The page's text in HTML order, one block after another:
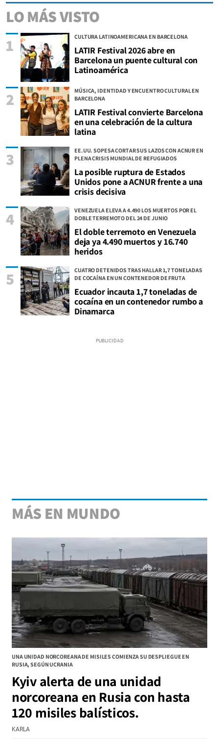
LO MÁS VISTO
CULTURA LATINOAMERICANA EN BARCELONA
LATIR Festival 2026 abre en
Barcelona un puente cultural con
Latinoamérica
1
MÚSICA, IDENTIDAD Y ENCUENTRO CULTURAL EN
BARCELONA
LATIR Festival convierte Barcelona
en una celebración de la cultura
latina
2
EE.UU. SOPESA CORTAR SUS LAZOS CON ACNUR EN
PLENA CRISIS MUNDIAL DE REFUGIADOS
La posible ruptura de Estados
Unidos pone a ACNUR frente a una
crisis decisiva
3
VENEZUELA ELEVA A 4.490 LOS MUERTOS POR EL
DOBLE TERREMOTO DEL 24 DE JUNIO
El doble terremoto en Venezuela
deja ya 4.490 muertos y 16.740
heridos
4
CUATRO DETENIDOS TRAS HALLAR 1,7 TONELADAS
DE COCAÍNA EN UN CONTENEDOR DE FRUTA
Ecuador incauta 1,7 toneladas de
cocaína en un contenedor rumbo a
Dinamarca
5
MÁS EN MUNDO
UNA UNIDAD NORCOREANA DE MISILES COMIENZA SU DESPLIEGUE EN
RUSIA, SEGÚN UCRANIA
Kyiv alerta de una unidad
norcoreana en Rusia con hasta
120 misiles balísticos.
KARLA